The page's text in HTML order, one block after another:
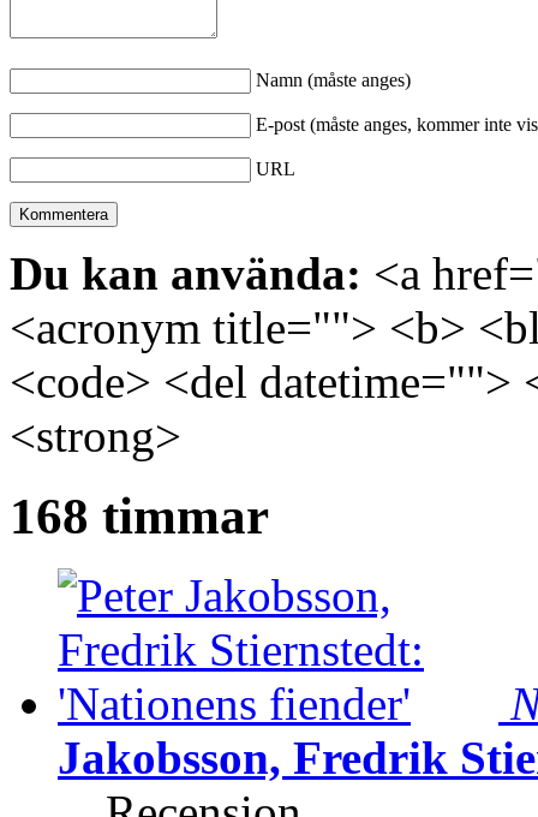
Namn (måste anges)
E-post (måste anges, kommer inte
URL
Du kan använda: <a
<acronym title=""> <b>
<code> <del
<strong>
168 timmar
Jakobsson, Fredrik